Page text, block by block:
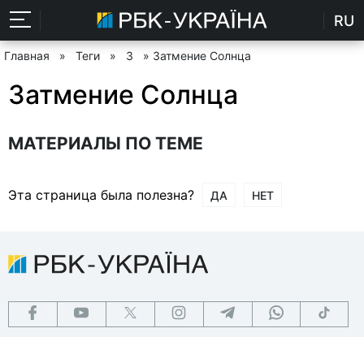
RU
Главная » Теги » З » Затмение Солнца
Затмение Солнца
МАТЕРИАЛЫ ПО ТЕМЕ
Эта страница была полезна? ДА НЕТ